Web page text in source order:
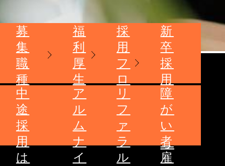
募
集
職
種
福
利
厚
生
採
用
フ
ロ
ー
新
卒
採
用
は
こ
ち
ら
中
途
採
用
は
ア
ル
ム
ナ
イ
リ
フ
ァ
ラ
ル
障
が
い
者
雇